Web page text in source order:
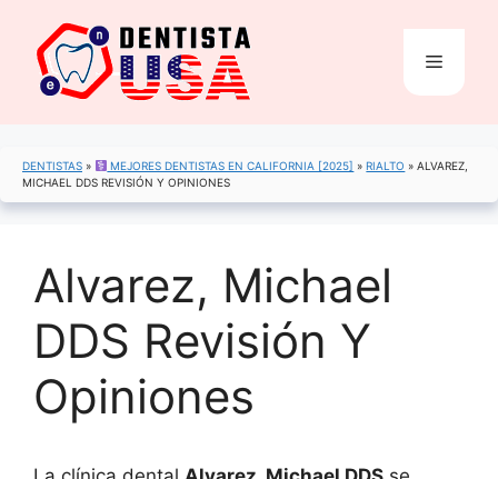
contenido
Menú
DENTISTAS » MEJORES DENTISTAS EN CALIFORNIA [2025] »RIALTO »ALVAREZ,
MICHAEL DDS REVISIÓN Y OPINIONES
Alvarez, Michael
DDS Revisión Y
Opiniones